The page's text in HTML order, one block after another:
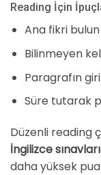
Reading İçin
Ana fikri bulun
Bilinmeyen
Paragrafın
Süre tutarak
Düzenli reading
İngilizce
daha yüksek